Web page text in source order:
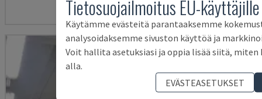
Tietosuojailmoitus EU-käyttäjille
Käytämme evästeitä parantaaksemme
analysoidaksemme sivuston käyttöä ja
Voit hallita asetuksiasi ja oppia lisää siitä,
alla.
EVÄSTEASETUKSET